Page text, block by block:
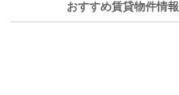
おすすめ賃貸物件情報